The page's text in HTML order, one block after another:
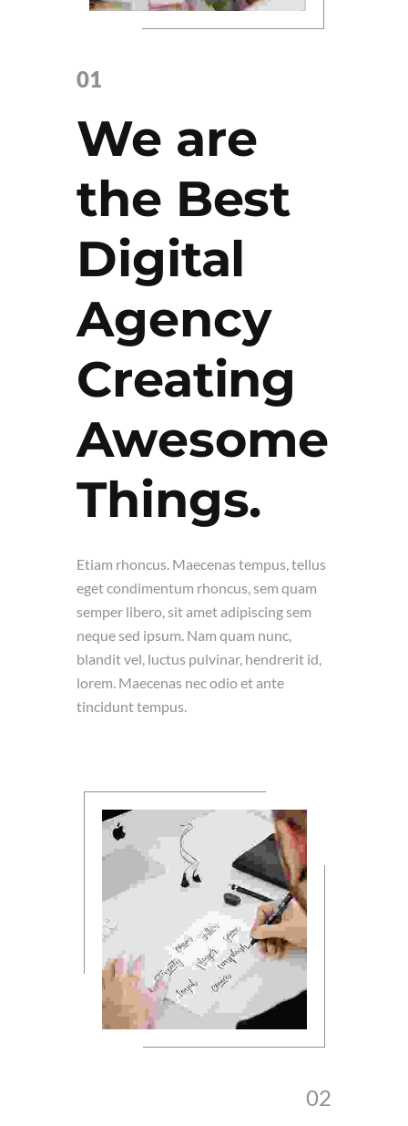
We are
the Best
Digital
Agency
Creating
Awesome
Things.
Etiam rhoncus. Maecenas tempus, tellus
eget condimentum rhoncus, sem quam
semper libero, sit amet adipiscing sem
neque sed ipsum. Nam quam nunc,
blandit vel, luctus pulvinar, hendrerit id,
lorem. Maecenas nec odio et ante
tincidunt tempus.